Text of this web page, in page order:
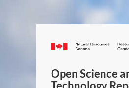
Canada.ca
Open Science
Technology